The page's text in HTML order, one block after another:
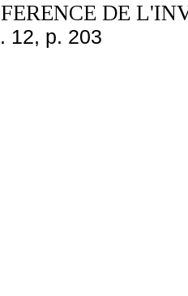
DE
12, p. 203